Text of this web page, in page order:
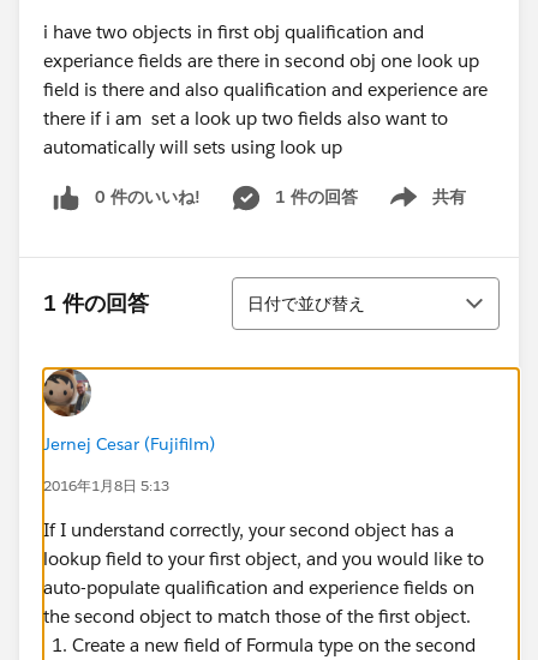
i have two objects in first obj qualification and
experiance fields are there in second obj one look up
field is there and also qualification and experience are
there if i am set a look up two fields also want to
automatically will sets using look up
0 件のいいね! 1 件の回答 共有
Show menu
1 件の回答
並び替え
日付で並び替え
Jernej Cesar (Fujifilm)
2016年1月8日 5:13
If I understand correctly, your second object has a
lookup field to your first object, and you would like to
auto-populate qualification and experience fields on
the second object to match those of the first object.
Create a new field of Formula type on the second